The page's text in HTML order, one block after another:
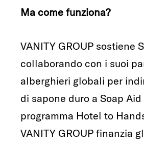
Ma come funziona?
VANITY GROUP sostiene
collaborando con i suoi
alberghieri globali per
di sapone duro a Soap
programma Hotel to
VANITY GROUP finanzia